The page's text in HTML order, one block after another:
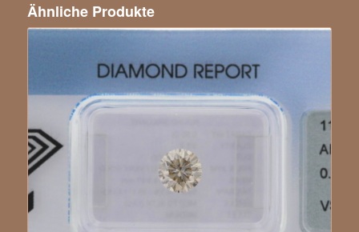
Ähnliche Produkte